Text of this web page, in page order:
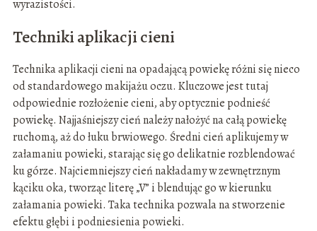
wyrazistości.
Techniki aplikacji cieni
Technika aplikacji cieni na opadającą powiekę różni się nieco
od standardowego makijażu oczu. Kluczowe jest tutaj
odpowiednie rozłożenie cieni, aby optycznie podnieść
powiekę. Najjaśniejszy cień należy nałożyć na całą powiekę
ruchomą, aż do łuku brwiowego. Średni cień aplikujemy w
załamaniu powieki, starając się go delikatnie rozblendować
ku górze. Najciemniejszy cień nakładamy w zewnętrznym
kąciku oka, tworząc literę „V” i blendując go w kierunku
załamania powieki. Taka technika pozwala na stworzenie
efektu głębi i podniesienia powieki.